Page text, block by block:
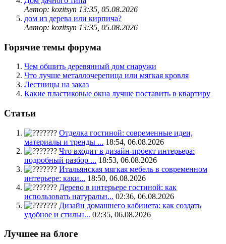
Автор: kozitsyn 13:35, 05.08.2026
дом из дерева или кирпича?
Автор: kozitsyn 13:35, 05.08.2026
Горячие темы форума
Чем обшить деревянный дом снаружи
Что лучше металлочерепица или мягкая кровля
Лестницы на заказ
Какие пластиковые окна лучше поставить в квартиру
Статьи
Отделка гостиной: современные идеи,
материалы и тренды ... 18:54, 06.08.2026
Что входит в дизайн-проект интерьера:
подробный разбор ... 18:53, 06.08.2026
Итальянская мягкая мебель в современном
интерьере: каки... 18:50, 06.08.2026
Дерево в интерьере гостиной: как
использовать натуральн... 02:36, 06.08.2026
Дизайн домашнего кабинета: как создать
удобное и стильн... 02:35, 06.08.2026
Лучшее на блоге